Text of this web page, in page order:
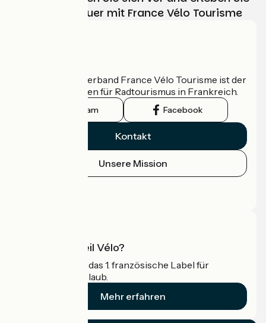
Ihr Radabenteuer mit France Vélo Tourisme
Der nationale Verband France Vélo Tourisme ist der
offizielle Leitfaden für Radtourismus in Frankreich.
Instagram Facebook
Kontakt
Unsere Mission
Was ist Accueil Vélo?
Accueil Vélo ist das 1. französische Label für
Radfahrer im Urlaub.
Mehr erfahren